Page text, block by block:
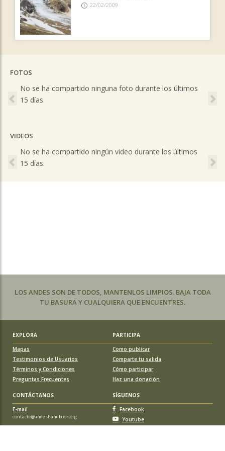
22/02/2009
FOTOS
No se ha compartido ninguna foto durante los últimos
15 días.
Previous
VIDEOS
No se ha compartido ningún video durante los últimos
15 días.
Previous
LOS ANDES SON DE TODOS, MANTENLOS LIMPIOS. BAJA TODA
TU BASURA Y CUALQUIERA QUE ENCUENTRES.
EXPLORA
PARTICIPA
Mapas
Testimonios de Usuarios
Términos y Condiciones
Preguntas Frecuentes
Como publicar
Comparte tu salida
Cómo participar
Haz una donación
CONTÁCTANOS
SÍGUENOS
E-mail
contacto@andeshandbook.org
Facebook
Youtube